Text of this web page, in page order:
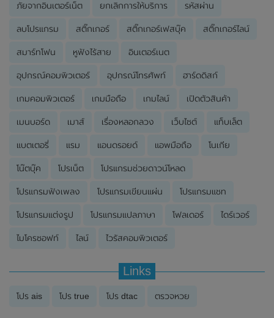
ภัยจากอินเตอร์เน็ต ยกเลิกการให้บริการ รหัสผ่าน
ลบโปรแกรม สติ๊กเกอร์ สติ๊กเกอร์เฟสบุ๊ค สติ๊กเกอร์ไลน์
สมาร์ทโฟน หูฟังไร้สาย อินเตอร์เนต
อุปกรณ์คอมพิวเตอร์ อุปกรณ์โทรศัพท์ ฮาร์ดดิสก์
เกมคอมพิวเตอร์ เกมมือถือ เกมไลน์ เปิดตัวสินค้า
เมนบอร์ด เมาส์ เรื่องหลอกลวง เว็บไซต์ แท็บเล็ต
แบตเตอรี่ แรม แอนดรอยด์ แอพมือถือ โนเกีย
โน๊ตบุ๊ค โปรเน็ต โปรแกรมช่วยดาวน์โหลด
โปรแกรมฟังเพลง โปรแกรมเขียนแผ่น โปรแกรมแชท
โปรแกรมแต่งรูป โปรแกรมแปลภาษา โฟลเดอร์ ไดร์เวอร์
ไมโครซอฟท์ ไลน์ ไวรัสคอมพิวเตอร์
Links
โปร ais โปร true โปร dtac ตรวจหวย